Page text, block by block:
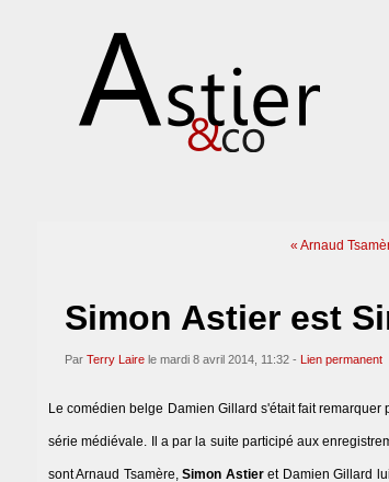
« Arnaud
Simon Astier est
Par Terry Laire le mardi 8 avril 2014, 11:32 - Lien permanent
Le comédien belge Damien Gillard s'était fait
série médiévale. Il a par la suite participé aux
sont Arnaud Tsamère,Simon Astieret Damien Gillard